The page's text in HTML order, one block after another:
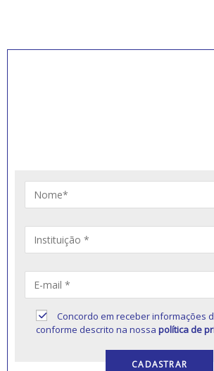
Concordo em receber informações
conforme descrito na nossapolítica de